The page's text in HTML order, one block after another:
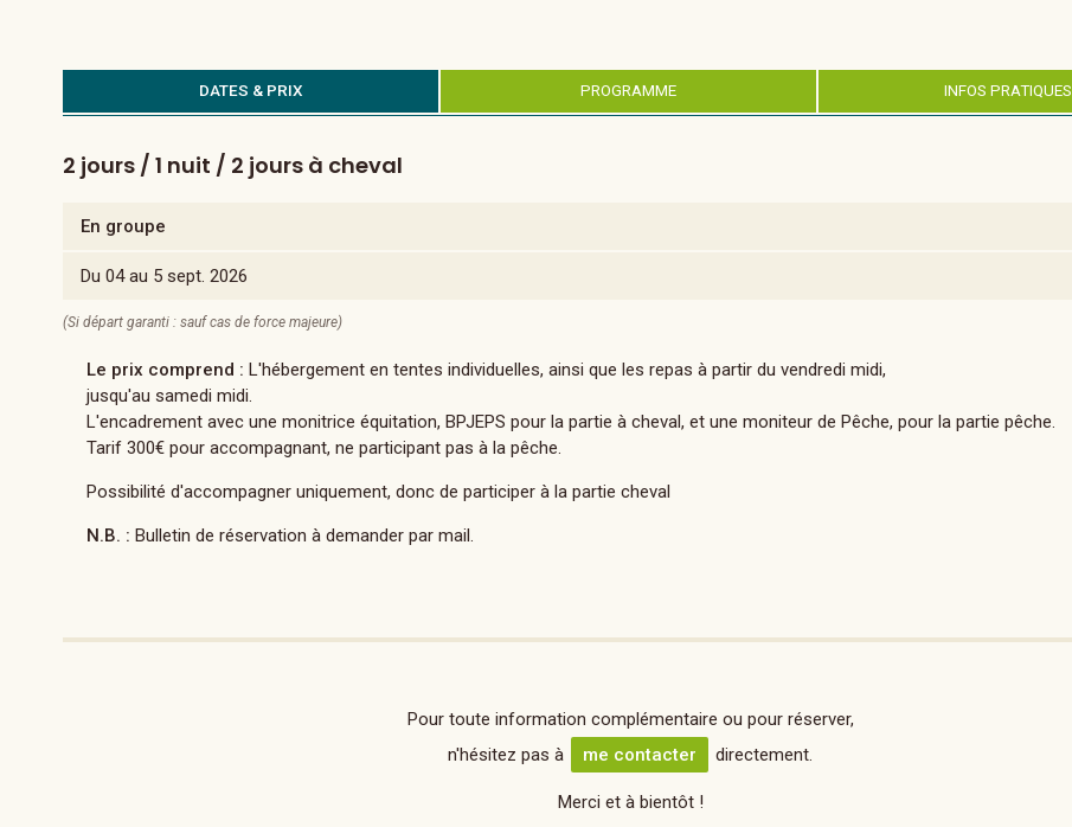
DATES & PRIX PROGRAMME INFOS PRATIQUES
2 jours / 1 nuit / 2 jours à cheval
En groupe
Du 04 au 5 sept. 2026
(Si départ garanti : sauf cas de force majeure)
Le prix comprend : L'hébergement en tentes individuelles, ainsi que les repas à partir du vendredi midi,
jusqu'au samedi midi.
L'encadrement avec une monitrice équitation, BPJEPS pour la partie à cheval, et une moniteur de Pêche, pour la partie pêche.
Tarif 300€ pour accompagnant, ne participant pas à la pêche.
Possibilité d'accompagner uniquement, donc de participer à la partie cheval
N.B. : Bulletin de réservation à demander par mail.
Pour toute information complémentaire ou pour réserver,
n'hésitez pas à
me contacter directement.
Merci et à bientôt !